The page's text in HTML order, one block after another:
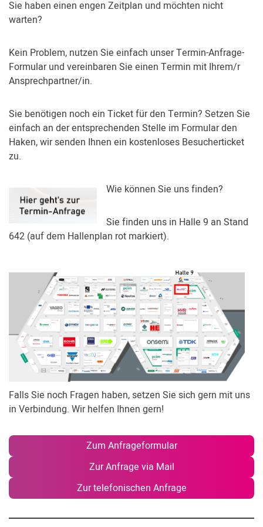
Sie haben einen engen Zeitplan und möchten nicht
warten?
Kein Problem, nutzen Sie einfach unser Termin-Anfrage-
Formular und vereinbaren Sie einen Termin mit Ihrem/r
Ansprechpartner/in.
Sie benötigen noch ein Ticket für den Termin? Setzen Sie
einfach an der entsprechenden Stelle im Formular den
Haken, wir senden Ihnen ein kostenloses Besucherticket
zu.
Wie können Sie uns finden?
Sie finden uns in Halle 9 an Stand
642 (auf dem Hallenplan rot markiert).
Falls Sie noch Fragen haben, setzen Sie sich gern mit uns
in Verbindung. Wir helfen Ihnen gern!
Zum Anfrageformular
Zur Anfrage via Mail
Zur telefonischen Anfrage